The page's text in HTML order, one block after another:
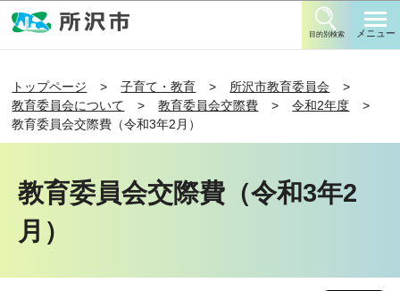
目的別検索 メニュー
トップページ 子育て・教育
所沢市教育委員会
教育委員会について
教育委員会交際費
令和2年度
教育委員会交際費（令和3年2月）
教育委員会交際費（令和3年2
月）